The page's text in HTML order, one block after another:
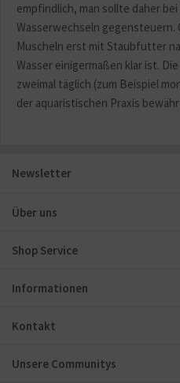
empfindlich, man sollte daher
Wasserwechseln gegensteuern.
Muscheln erst mit Staubfutter
Wasser einigermaßen klar ist.
zweimal täglich (zum Beispiel
der aquaristischen Praxis
Newsletter
Über uns
Shop Service
Informationen
Kontakt
Unsere Communitys